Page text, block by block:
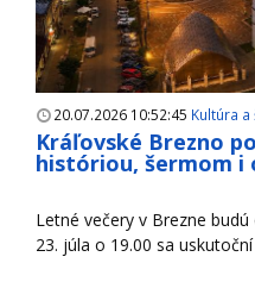
20.07.2026 10:52:45 Kultúra
Kráľovské Brezno
históriou, šermom i
Letné večery v Brezne
23. júla o 19.00 sa